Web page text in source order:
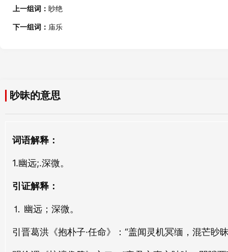
朦昧
曛昧
xūn mèi
qiǎn mèi
晻昧
ǎn mèi
顿昧
上一组词： 眇绝
下一组词： 庙乐
眇昧的意思
词语解释：
1.幽远;.深微。
引证解释：
⒈ 幽远；深微。
引晋葛洪《抱朴子·任命》：“盖闻灵机冥缅，混芒眇